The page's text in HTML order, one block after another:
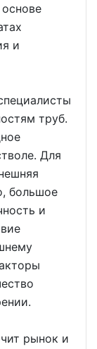
и
труб.
Для
большое
и
рынок и